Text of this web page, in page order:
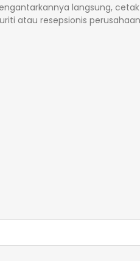
langsung,
atau resepsionis